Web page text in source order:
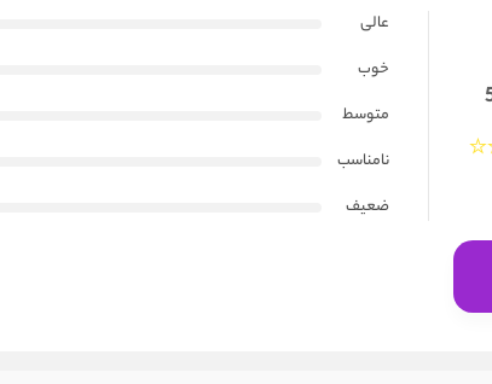
عالی
خوب
متوسط
نامناسب
ضعیف